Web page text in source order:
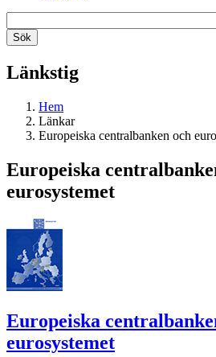
Länkstig
Hem
Länkar
Europeiska centralbanken och
Europeiska
eurosystemet
Europeiska
eurosystemet